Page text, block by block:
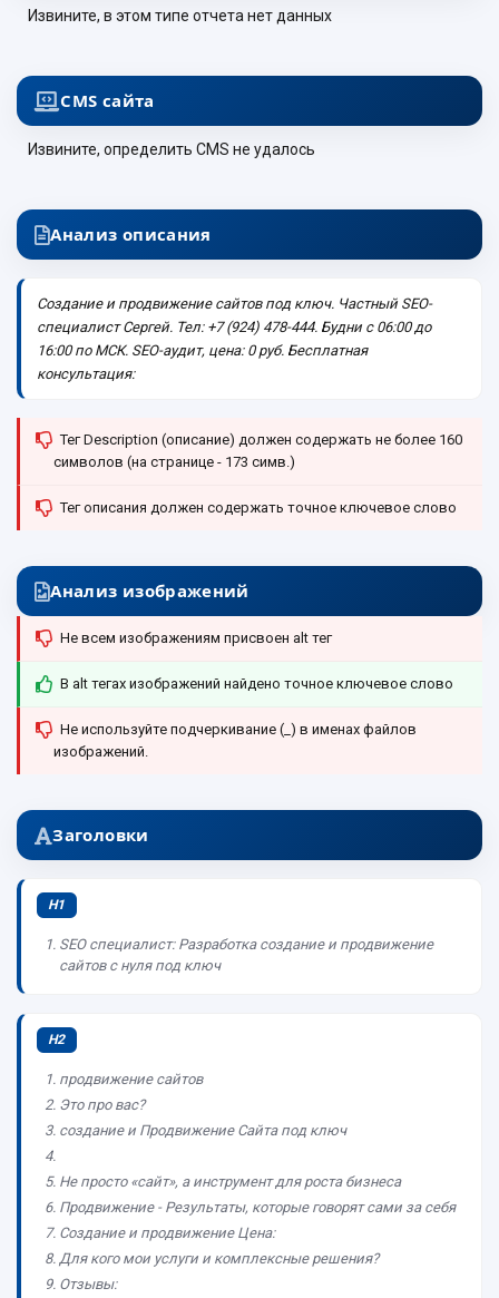
Извините, в этом типе отчета нет данных
CMS сайта
Извините, определить CMS не удалось
Анализ описания
Создание и продвижение сайтов под ключ. Частный SEO-
специалист Сергей. Тел: +7 (924) 478-444. Будни с 06:00 до
16:00 по МСК. SEO-аудит, цена: 0 руб. Бесплатная
консультация:
Тег Description (описание) должен содержать не более 160
символов (на странице - 173 симв.)
Тег описания должен содержать точное ключевое слово
Анализ изображений
Не всем изображениям присвоен alt тег
В alt тегах изображений найдено точное ключевое слово
Не используйте подчеркивание (_) в именах файлов
изображений.
Заголовки
H1
SEO специалист: Разработка создание и продвижение
сайтов с нуля под ключ
H2
продвижение сайтов
Это про вас?
создание и Продвижение Сайта под ключ
Не просто «сайт», а инструмент для роста бизнеса
Продвижение - Результаты, которые говорят сами за себя
Создание и продвижение Цена:
Для кого мои услуги и комплексные решения?
Отзывы: